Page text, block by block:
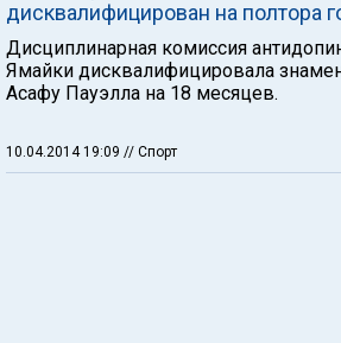
дисквалифицирован на полтора
Дисциплинарная комиссия
Ямайки дисквалифицировала
Асафу Пауэлла на 18 месяцев.
10.04.2014 19:09 // Спорт